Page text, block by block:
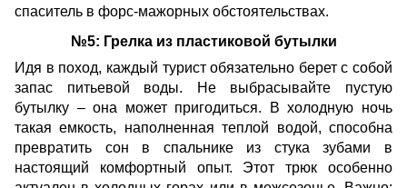
спаситель в форс-мажорных обстоятельствах.
№5: Грелка из пластиковой бутылки
Идя в поход, каждый турист обязательно берет с собой
запас питьевой воды. Не выбрасывайте пустую
бутылку – она может пригодиться. В холодную ночь
такая емкость, наполненная теплой водой, способна
превратить сон в спальнике из стука зубами в
настоящий комфортный опыт. Этот трюк особенно